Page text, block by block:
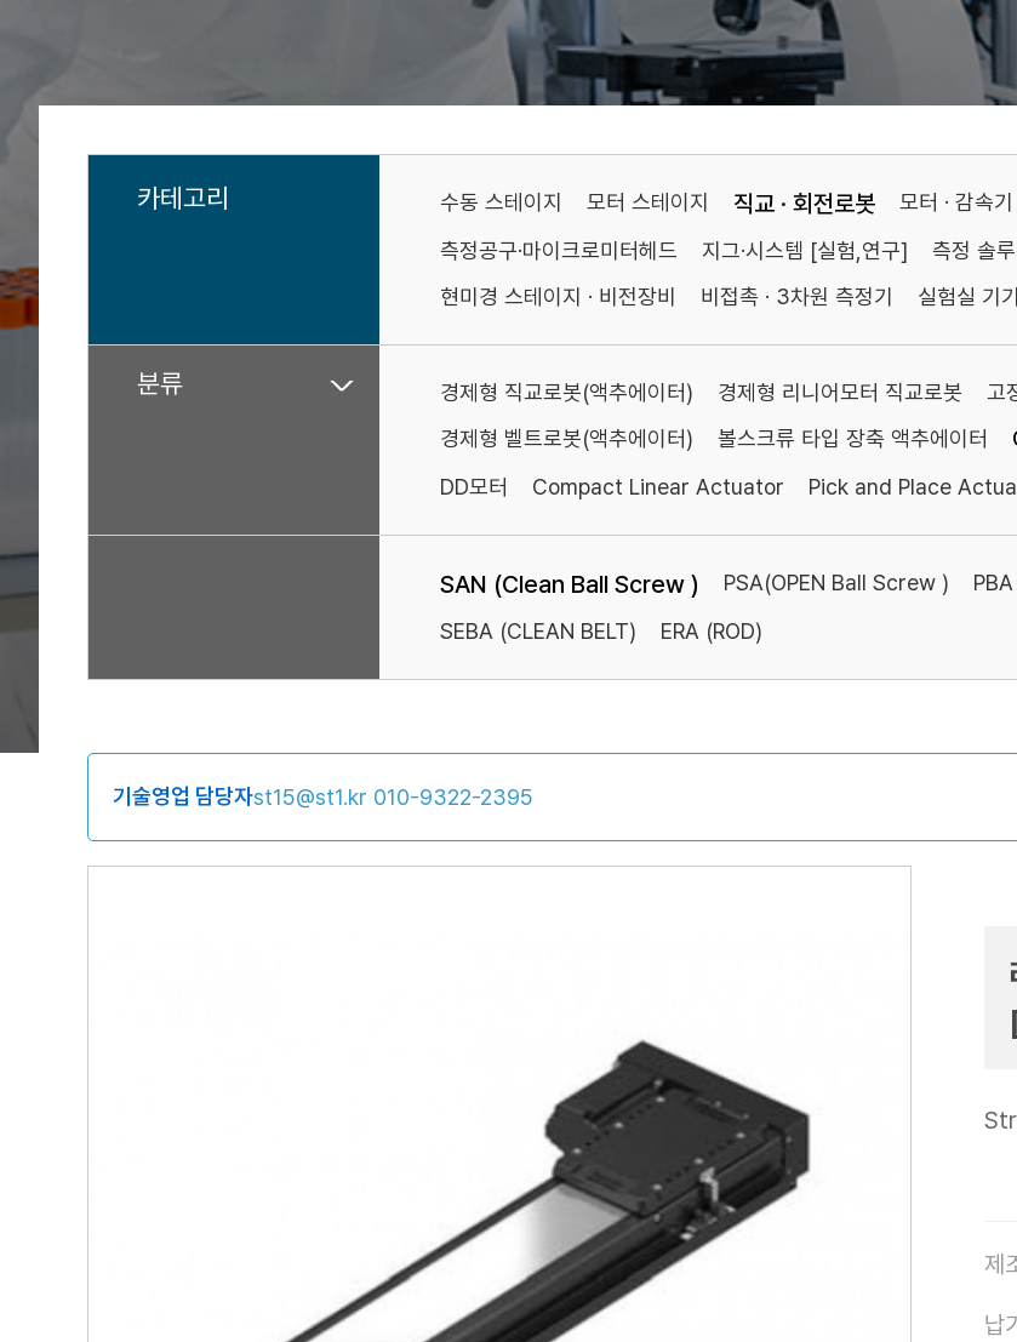
카테고리 수동 스테이지 모터 스테이지 직교 · 회전로봇 모터 · 감속기
측정공구·마이크로미터헤드
지그·시스템 [실험,연구] 측정 솔
현미경 스테이지 · 비전장비
비접촉 · 3차원 측정기 실험실 기기
분류 경제형 직교로봇(액추에이터) 경제형 리니어모터 직교로봇
고
경제형 벨트로봇(액추에이터)
볼스크류 타입 장축 액추에이터
DD모터
Compact Linear Actuator Pick and Place
SAN (Clean Ball Screw ) PSA(OPEN Ball Screw )
SEBA (CLEAN BELT)
ERA (ROD)
기술영업 담당자st15@st1.kr 010-9322-2395
제
납기